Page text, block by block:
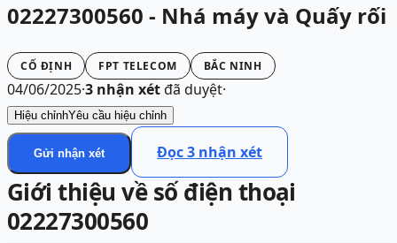
02227300560 - Nhá máy và Quấy rối
CỐ ĐỊNH FPT TELECOM BẮC NINH
04/06/2025·3 nhận xétđã duyệt·
Hiệu chỉnhYêu cầu hiệu chỉnh
Gửi nhận xét Đọc3 nhận xét
Giới thiệu về số điện thoại
02227300560